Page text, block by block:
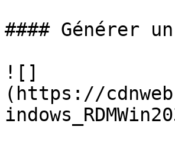
#### Générer
![]
(https://